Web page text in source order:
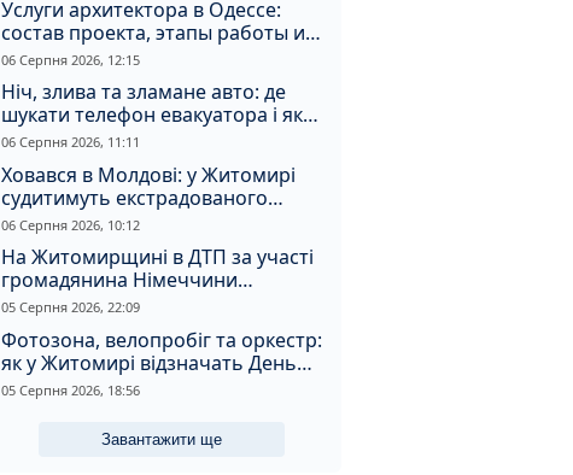
Услуги архитектора в Одессе:
состав проекта, этапы работы и
стоимость
06 Серпня 2026, 12:15
Ніч, злива та зламане авто: де
шукати телефон евакуатора і як
не натрапити на аферистів
06 Серпня 2026, 11:11
Ховався в Молдові: у Житомирі
судитимуть екстрадованого
іноземця за сурогатний спирт і
відмивання грошей
06 Серпня 2026, 10:12
На Житомирщині в ДТП за участі
громадянина Німеччини
постраждали двоє людей
05 Серпня 2026, 22:09
Фотозона, велопробіг та оркестр:
як у Житомирі відзначать День
Прапора та День Незалежності
05 Серпня 2026, 18:56
Завантажити ще